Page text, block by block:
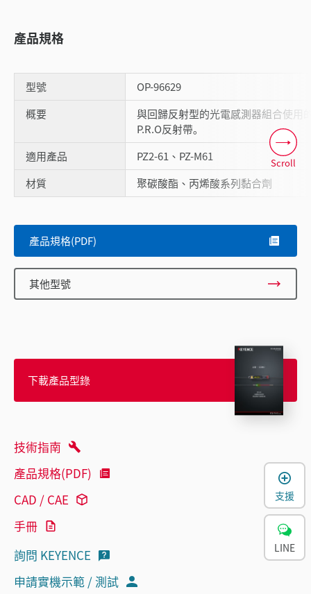
產品規格
型號
OP-96629
概要
與回歸反射型的光電感測器組合使用
P.R.O反射帶｡
適用產品
PZ2-61、PZ-M61
材質
聚碳酸酯、丙烯酸系列黏合劑
Scroll
產品規格(PDF)
其他型號
下載產品型錄
技術指南
產品規格(PDF)
CAD / CAE
手冊
詢問 KEYENCE
申請實機示範 / 測試
支援
LINE